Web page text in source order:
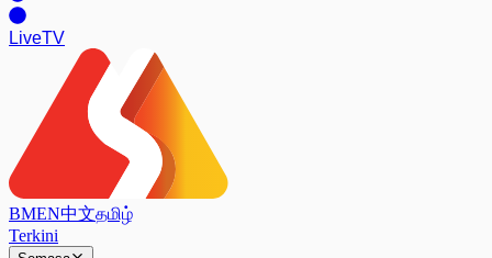
LiveTV
BMEN中文தமிழ்
Terkini